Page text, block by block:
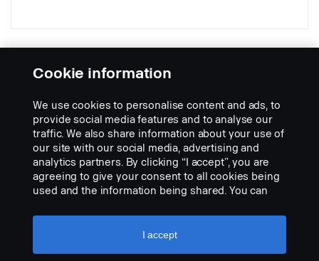
DIN
Part Description:
Pro zvýšení bezpečnosti v okolí vozidla zkombinujte s rozhraním
2629325 NTG nebo rozhraním 2629324 PGR. Je připojena k BCI
a aktivuje se páčkou směrových světel. Je plně flexibilní, protože
lze stisknutím tlačítka přepínat zrcadlové zobrazení.
- 470.000 pixelů
Cookie information
We use cookies to personalise content and ads, to
provide social media features and to analyse our
traffic. We also share information about your use of
our site with our social media, advertising and
analytics partners. By clicking “I accept”, you are
agreeing to give your consent to all cookies being
used and the information being shared. You can
settings” and selecting the categories you’d like to
accept. For a more detailed explanation of how we
I accept